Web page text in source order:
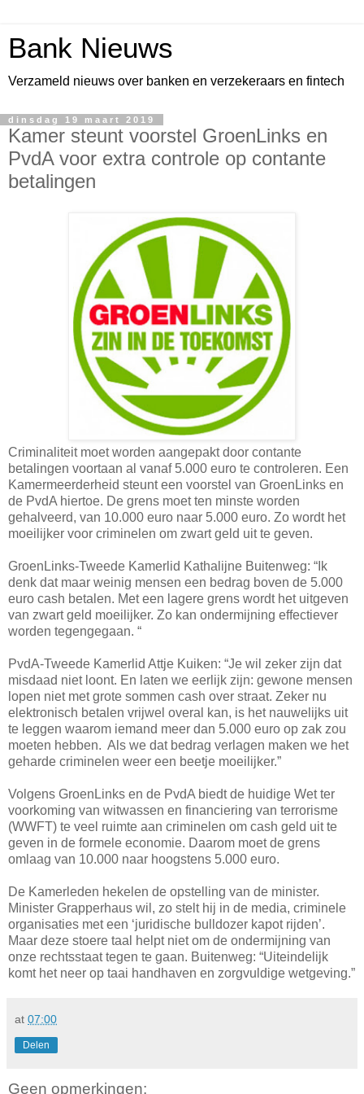
Bank Nieuws
Verzameld nieuws over banken en verzekeraars en fintech
dinsdag 19 maart 2019
Kamer steunt voorstel GroenLinks en
PvdA voor extra controle op contante
betalingen
Criminaliteit moet worden aangepakt door contante
betalingen voortaan al vanaf 5.000 euro te controleren. Een
Kamermeerderheid steunt een voorstel van GroenLinks en
de PvdA hiertoe. De grens moet ten minste worden
gehalveerd, van 10.000 euro naar 5.000 euro. Zo wordt het
moeilijker voor criminelen om zwart geld uit te geven.
GroenLinks-Tweede Kamerlid Kathalijne Buitenweg: “Ik
denk dat maar weinig mensen een bedrag boven de 5.000
euro cash betalen. Met een lagere grens wordt het uitgeven
van zwart geld moeilijker. Zo kan ondermijning effectiever
worden tegengegaan. “
PvdA-Tweede Kamerlid Attje Kuiken: “Je wil zeker zijn dat
misdaad niet loont. En laten we eerlijk zijn: gewone mensen
lopen niet met grote sommen cash over straat. Zeker nu
elektronisch betalen vrijwel overal kan, is het nauwelijks uit
te leggen waarom iemand meer dan 5.000 euro op zak zou
moeten hebben. Als we dat bedrag verlagen maken we het
geharde criminelen weer een beetje moeilijker.”
Volgens GroenLinks en de PvdA biedt de huidige Wet ter
voorkoming van witwassen en financiering van terrorisme
(WWFT) te veel ruimte aan criminelen om cash geld uit te
geven in de formele economie. Daarom moet de grens
omlaag van 10.000 naar hoogstens 5.000 euro.
De Kamerleden hekelen de opstelling van de minister.
Minister Grapperhaus wil, zo stelt hij in de media, criminele
organisaties met een ‘juridische bulldozer kapot rijden’.
Maar deze stoere taal helpt niet om de ondermijning van
onze rechtsstaat tegen te gaan. Buitenweg: “Uiteindelijk
komt het neer op taai handhaven en zorgvuldige wetgeving.”
at 07:00
Delen
Geen opmerkingen: